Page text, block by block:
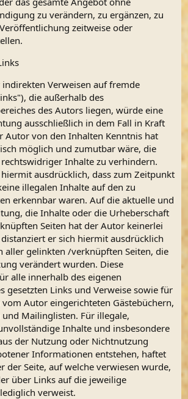
zu verändern, zu ergänzen, zu
zeitweise oder
Verweisen auf fremde
die außerhalb des
des Autors liegen, würde eine
ausschließlich in dem Fall in Kraft
Autor von den Inhalten Kenntnis hat
möglich und zumutbar wäre, die
Inhalte zu verhindern.
ausdrücklich, dass zum Zeitpunkt
illegalen Inhalte auf den zu
erkennbar waren. Auf die aktuelle und
die Inhalte oder die Urheberschaft
Seiten hat der Autor keinerlei
er sich hiermit ausdrücklich
aller gelinkten /verknüpften Seiten, die
verändert wurden. Diese
alle innerhalb des eigenen
gesetzten Links und Verweise sowie für
Autor eingerichteten Gästebüchern,
Mailinglisten. Für illegale,
Inhalte und insbesondere
der Nutzung oder Nichtnutzung
Informationen entstehen, haftet
der Seite, auf welche verwiesen wurde,
über Links auf die jeweilige
verweist.